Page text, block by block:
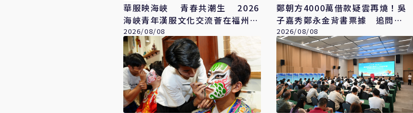
華服映海峽 青春共潮生 2026
海峽青年漢服文化交流薈在福州舉
辦
2026/08/08
鄭朝方4000萬借款疑雲再燒！吳
子嘉秀鄭永金背書票據 追問
2018選舉資金流向
2026/08/08